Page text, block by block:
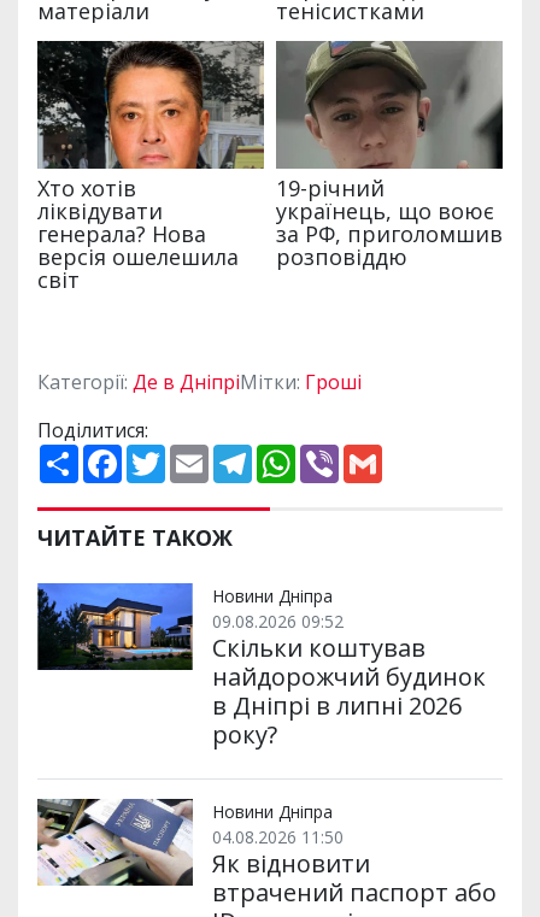
Категорії: Де в ДніпріМітки: Гроші
Поділитися:
П
о
и
р
и
и
F
a
e
b
o
k
T
w
t
t
e
E
m
i
l
T
e
e
m
W
h
p
V
ЧИТАЙТЕ ТАКОЖ
Новини Дніпра
09.08.2026 09:52
Скільки коштував
найдорожчий будинок
в Дніпрі в липні 2026
року?
Новини Дніпра
04.08.2026 11:50
Як відновити
втрачений паспорт або